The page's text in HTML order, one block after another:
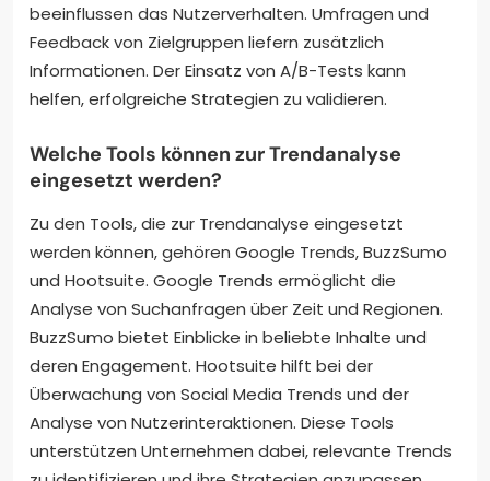
beeinflussen das Nutzerverhalten. Umfragen und
Feedback von Zielgruppen liefern zusätzlich
Informationen. Der Einsatz von A/B-Tests kann
helfen, erfolgreiche Strategien zu validieren.
Welche Tools können zur Trendanalyse
eingesetzt werden?
Zu den Tools, die zur Trendanalyse eingesetzt
werden können, gehören Google Trends, BuzzSumo
und Hootsuite. Google Trends ermöglicht die
Analyse von Suchanfragen über Zeit und Regionen.
BuzzSumo bietet Einblicke in beliebte Inhalte und
deren Engagement. Hootsuite hilft bei der
Überwachung von Social Media Trends und der
Analyse von Nutzerinteraktionen. Diese Tools
unterstützen Unternehmen dabei, relevante Trends